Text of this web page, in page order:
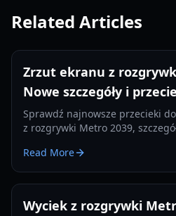
Related Articles
Zrzut ekranu z
Nowe szczegóły i
Sprawdź najnowsze przecieki
z rozgrywki Metro 2039,
2026 roku.
Read More
Wyciek z rozgrywki